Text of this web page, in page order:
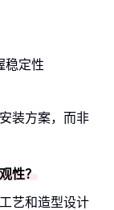
稳定性
装方案，而非
性？
艺和造型设计